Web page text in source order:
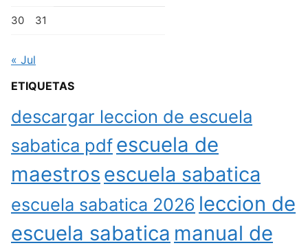
30 31
« Jul
ETIQUETAS
descargar leccion de escuela
sabatica pdfescuela de
maestros escuela sabatica
escuela sabatica 2026 leccion de
escuela sabatica manual de